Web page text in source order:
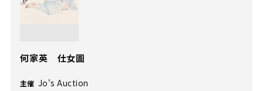
何家英 仕女圖
主催 Jo's Auction